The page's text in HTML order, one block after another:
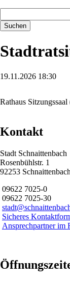
Suchen
19.11.2026 18:30
Rathaus
Kontakt
Stadt Schnaittenbach
Rosenbühlstr. 1
92253 Schnaittenbach
09622 7025-0
09622 7025-30
Sicheres
Ansprechpartner im